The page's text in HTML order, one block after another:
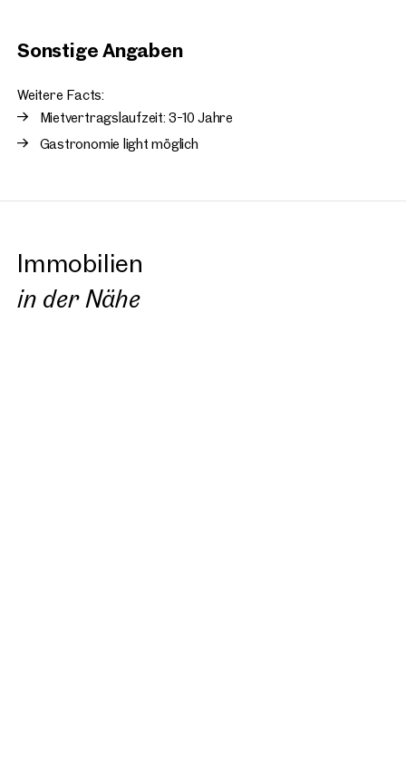
Sonstige Angaben
Weitere Facts:
Mietvertragslaufzeit: 3-10 Jahre
Gastronomie light möglich
Immobilien
in der Nähe